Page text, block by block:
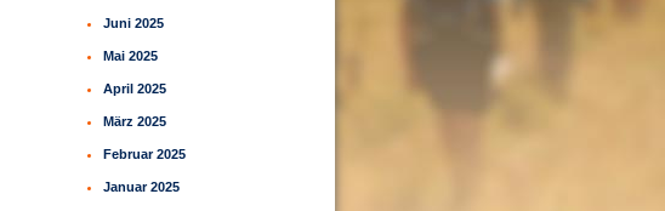
Juni 2025
Mai 2025
April 2025
März 2025
Februar 2025
Januar 2025